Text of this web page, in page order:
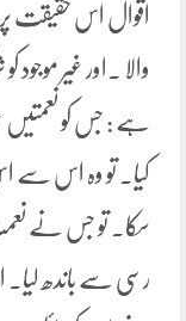
اقوال اس حقیقت پر
والا ۔اور غیر موجود
ہے : جس کو
کیا۔ تو وہ اس سے
سکا۔ تو جس نے
رسی سے باندھ